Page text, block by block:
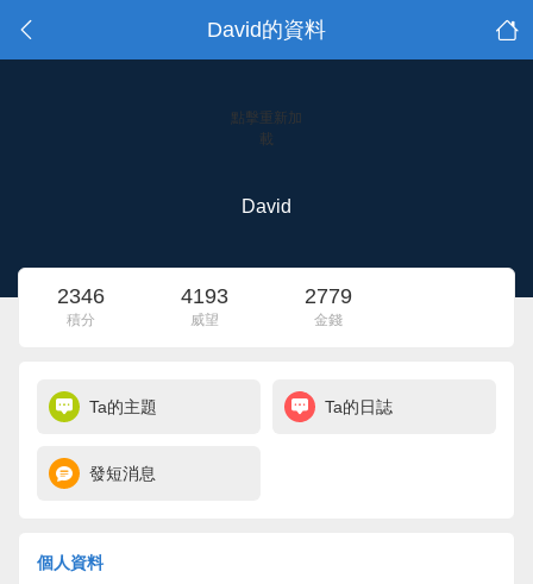
David的資料
點擊重新加
載
David
2346
積分
4193
威望
2779
金錢
Ta的主題 Ta的日誌
發短消息
個人資料